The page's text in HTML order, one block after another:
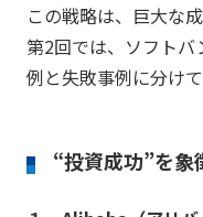
この戦略は、巨大な
第2回では、ソフト
例と失敗事例に分け
“投資成功”を象